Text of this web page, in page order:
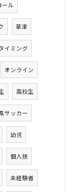
ール
草津
イミング
オンライン
高校生
サッカー
幼児
個人技
未経験者